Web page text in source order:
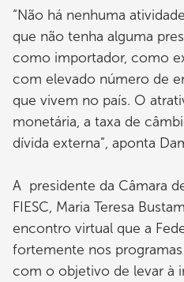
“Não há nenhuma
que não tenha alguma
como importador, como
com elevado número de
que vivem no país. O
monetária, a taxa de
dívida externa”, aponta
A presidente da Câmara
FIESC, Maria Teresa
encontro virtual que a
fortemente nos
com o objetivo de levar à